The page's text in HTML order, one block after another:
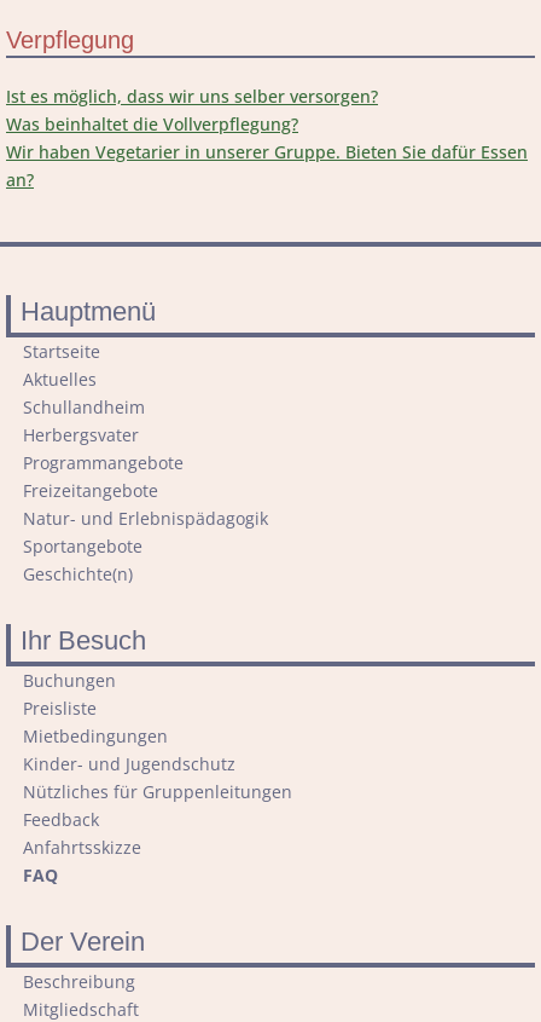
Verpflegung
Ist es möglich, dass wir uns selber versorgen?
Was beinhaltet die Vollverpflegung?
Wir haben Vegetarier in unserer Gruppe. Bieten Sie dafür Essen
an?
Hauptmenü
Navigation
überspringen
Startseite
Aktuelles
Schullandheim
Herbergsvater
Programmangebote
Freizeitangebote
Natur- und Erlebnispädagogik
Sportangebote
Geschichte(n)
Ihr Besuch
Navigation
überspringen
Buchungen
Preisliste
Mietbedingungen
Kinder- und Jugendschutz
Nützliches für Gruppenleitungen
Feedback
Anfahrtsskizze
FAQ
Der Verein
Navigation
überspringen
Beschreibung
Mitgliedschaft